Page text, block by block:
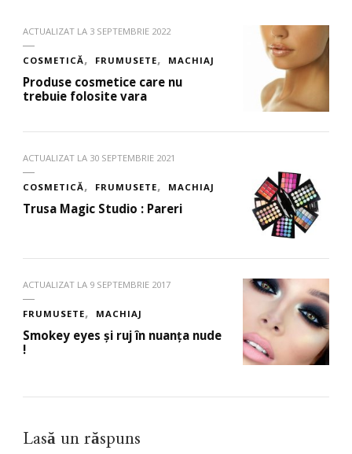
ACTUALIZAT LA 3 SEPTEMBRIE 2022
COSMETICĂ FRUMUSETE MACHIAJ
Produse cosmetice care nu
trebuie folosite vara
ACTUALIZAT LA 30 SEPTEMBRIE 2021
COSMETICĂ FRUMUSETE MACHIAJ
Trusa Magic Studio : Pareri
ACTUALIZAT LA 9 SEPTEMBRIE 2017
FRUMUSETE MACHIAJ
Smokey eyes și ruj în nuanța nude
!
Lasă un răspuns